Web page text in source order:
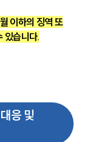
이하의 징역 또
있습니다.
응 및